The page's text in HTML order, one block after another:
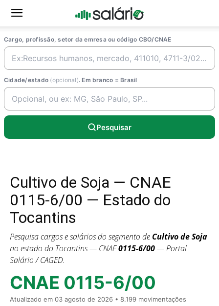
Cargo, profissão, setor da emresa ou código CBO/CNAE
Cidade/estado (opcional). Em branco = Brasil
Pesquisar
Cultivo de Soja — CNAE
0115-6/00 — Estado do
Tocantins
Pesquisa cargos e salários do segmento de Cultivo de Soja
no estado do Tocantins — CNAE0115-6/00— Portal
Salário / CAGED.
CNAE 0115-6/00
Atualizado em 03 agosto de 2026 • 8.199 movimentações